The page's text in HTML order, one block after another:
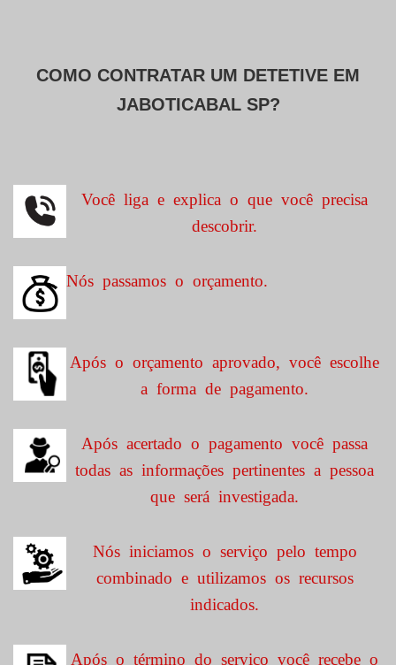
COMO CONTRATAR UM DETETIVE EM
JABOTICABAL SP?
Você liga e explica o que você precisa
descobrir.
Nós passamos o orçamento.
Após o orçamento aprovado, você escolhe
a forma de pagamento.
Após acertado o pagamento você passa
todas as informações pertinentes a pessoa
que será investigada.
Nós iniciamos o serviço pelo tempo
combinado e utilizamos os recursos
indicados.
Após o término do serviço você recebe o